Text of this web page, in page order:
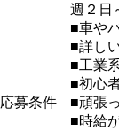
週２日
応募条件
■車や
■詳し
■工業
■初心
■頑張
■時給